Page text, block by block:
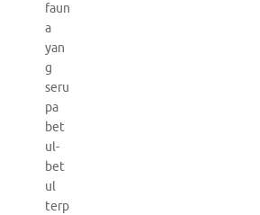
faun
a
yan
g
seru
pa
bet
ul-
bet
ul
terp